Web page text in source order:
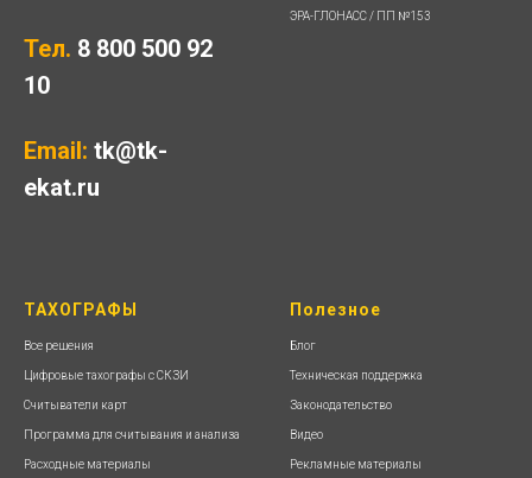
Тел. 8 800 500 92
10
Email: tk@tk-
ekat.ru
ЭРА-ГЛОНАСС / ПП №153
ТАХОГРАФЫ
Все решения
Цифровые тахографы с СКЗИ
Считыватели карт
Программа для считывания и анализа
Расходные материалы
Полезное
Блог
Техническая поддержка
Законодательство
Видео
Рекламные материалы